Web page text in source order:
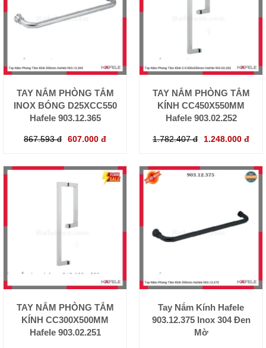
TAY NẮM PHÒNG TẮM
INOX BÓNG D25XCC550
Hafele 903.12.365
867.593 đ 607.000 đ
TAY NẮM PHÒNG TẮM
KÍNH CC450X550MM
Hafele 903.02.252
1.782.407 đ 1.248.000 đ
TAY NẮM PHÒNG TẮM
KÍNH CC300X500MM
Hafele 903.02.251
Tay Nắm Kính Hafele
903.12.375 Inox 304 Đen
Mờ